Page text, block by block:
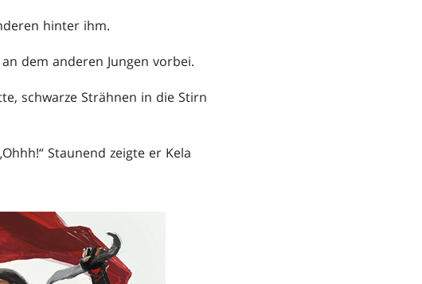
hinter ihm.
dem anderen Jungen vorbei.
schwarze Strähnen in die Stirn
Staunend zeigte er Kela